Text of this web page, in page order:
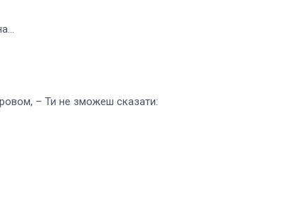
– Ти не зможеш сказати: